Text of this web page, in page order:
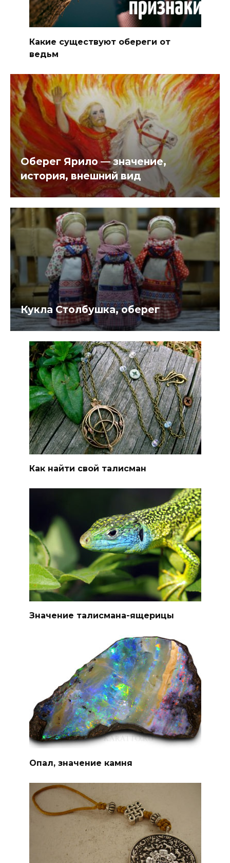
Какие существуют обереги от
ведьм
Оберег Ярило — значение,
история, внешний вид
Кукла Столбушка, оберег
Как найти свой талисман
Значение талисмана-ящерицы
Опал, значение камня